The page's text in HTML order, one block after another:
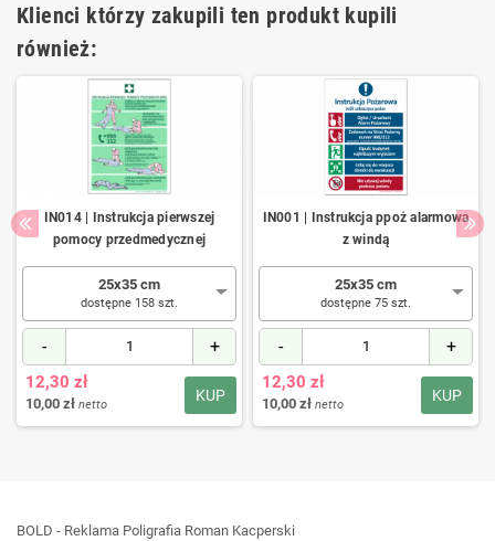
Klienci którzy zakupili ten produkt kupili
również:
IN014 | Instrukcja pierwszej
pomocy przedmedycznej
25x35 cm
dostępne 158 szt.
- +
KUP
12,30 zł
10,00 zł netto
IN001 | Instrukcja ppoż alarmowa
z windą
25x35 cm
dostępne 75 szt.
- +
KUP
12,30 zł
10,00 zł netto
BOLD - Reklama Poligrafia Roman Kacperski